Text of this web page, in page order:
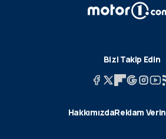
Bizi Takip Edin
HakkımızdaReklam Verin